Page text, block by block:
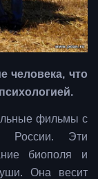
человека, что
фильмы с
России. Эти
биополя и
Она весит